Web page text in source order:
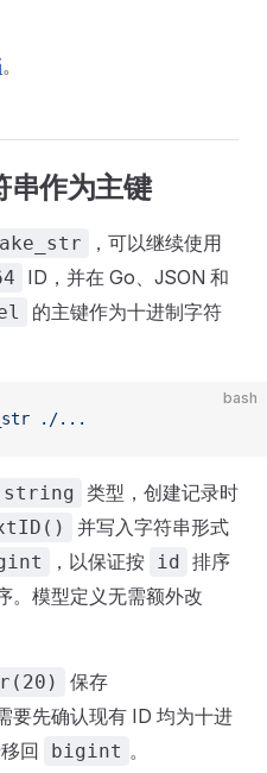
。
串作为主键
，可以继续使用
ID，并在 Go、JSON 和
的主键作为十进制字符
bash
./...
string 类型，创建记录时
并写入字符串形式
，以保证按 id 排序
。模型定义无需额外改
保存
要先确认现有 ID 均为十进
回 bigint 。